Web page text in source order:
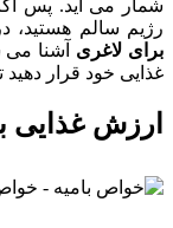
شمار می آید. پس
رژیم سالم هستید،
برای لاغری آشنا می
غذایی خود قرار دهید
ارزش غذایی